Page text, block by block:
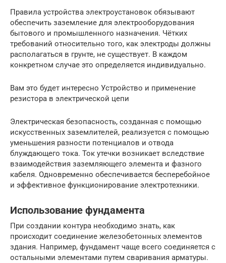
Правила устройства электроустановок обязывают
обеспечить заземление для электрооборудования
бытового и промышленного назначения. Чётких
требований относительно того, как электроды должны
располагаться в грунте, не существует. В каждом
конкретном случае это определяется индивидуально.​
Вам это будет интересно Устройство и применение
резистора в электрической цепи
Электрическая безопасность, созданная с помощью
искусственных заземлителей, реализуется с помощью
уменьшения разности потенциалов и отвода
блуждающего тока. Ток утечки возникает вследствие
взаимодействия заземляющего элемента и фазного
кабеля. Одновременно обеспечивается бесперебойное
и эффективное функционирование электротехники.
Использование фундамента
При создании контура необходимо знать, как
происходит соединение железобетонных элементов
здания. Например, фундамент чаще всего соединяется с
остальными элементами путем сваривания арматуры.